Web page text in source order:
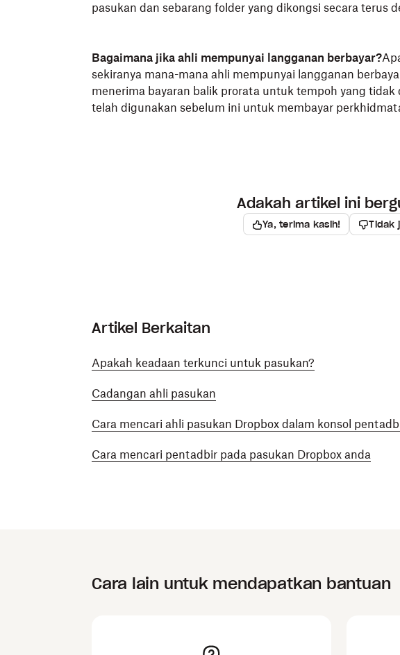
pasukan dan sebarang folder yang dikongsi secara terus
Bagaimana jika ahli mempunyai langganan berbayar?
sekiranya mana-mana ahli mempunyai langganan
menerima bayaran balik prorata untuk tempoh yang
telah digunakan sebelum ini untuk membayar
Adakah artikel ini
Ya, terima kasih! Tidak
Artikel Berkaitan
Apakah keadaan terkunci untuk pasukan?
Cadangan ahli pasukan
Cara mencari ahli pasukan Dropbox dalam konsol
Cara mencari pentadbir pada pasukan Dropbox anda
Cara lain untuk mendapatkan bantuan